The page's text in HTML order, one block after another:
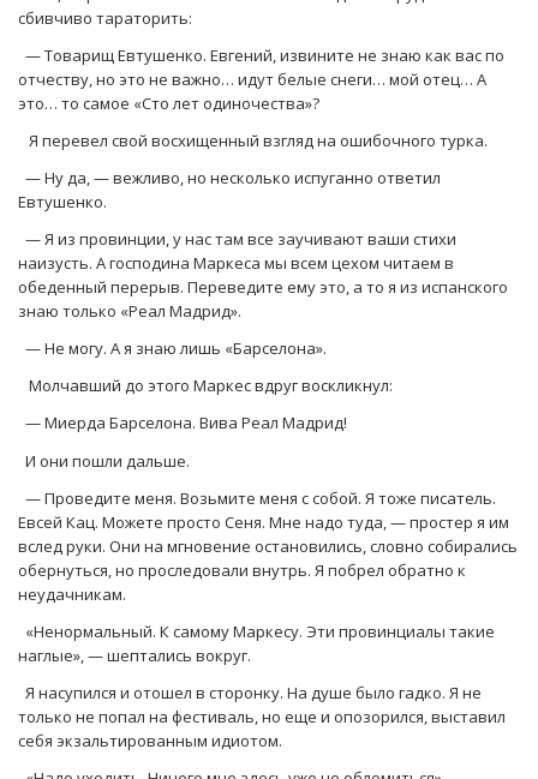
сбивчиво тараторить:
— Товарищ Евтушенко. Евгений, извините не знаю как вас по
отчеству, но это не важно… идут белые снеги… мой отец… А
это… то самое «Сто лет одиночества»?
Я перевел свой восхищенный взгляд на ошибочного турка.
— Ну да, — вежливо, но несколько испуганно ответил
Евтушенко.
— Я из провинции, у нас там все заучивают ваши стихи
наизусть. А господина Маркеса мы всем цехом читаем в
обеденный перерыв. Переведите ему это, а то я из испанского
знаю только «Реал Мадрид».
— Не могу. А я знаю лишь «Барселона».
Молчавший до этого Маркес вдруг воскликнул:
— Миерда Барселона. Вива Реал Мадрид!
И они пошли дальше.
— Проведите меня. Возьмите меня с собой. Я тоже писатель.
Евсей Кац. Можете просто Сеня. Мне надо туда, — простер я им
вслед руки. Они на мгновение остановились, словно собирались
обернуться, но проследовали внутрь. Я побрел обратно к
неудачникам.
«Ненормальный. К самому Маркесу. Эти провинциалы такие
наглые», — шептались вокруг.
Я насупился и отошел в сторонку. На душе было гадко. Я не
только не попал на фестиваль, но еще и опозорился, выставил
себя экзальтированным идиотом.